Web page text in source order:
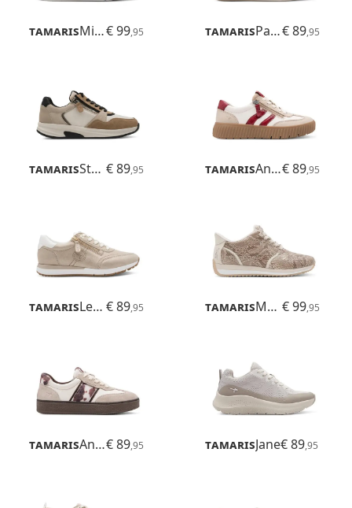
Tamaris Milly€ 99,95 Tamaris Patrizia€ 89,95
Tamaris Stefania € 89,95 Tamaris Anne€ 89,95
Tamaris Leso € 89,95 Tamaris Mona € 99,95
Tamaris Anne€ 89,95 TamarisJane€ 89,95